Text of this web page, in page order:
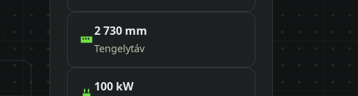
2 730 mm
Tengelytáv
100 kW